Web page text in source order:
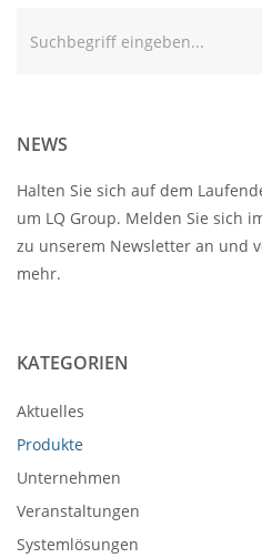
NEWS
Halten Sie sich auf dem
um LQ Group. Melden Sie sich
zu unserem Newsletter an und
mehr.
KATEGORIEN
Aktuelles
Produkte
Unternehmen
Veranstaltungen
Systemlösungen